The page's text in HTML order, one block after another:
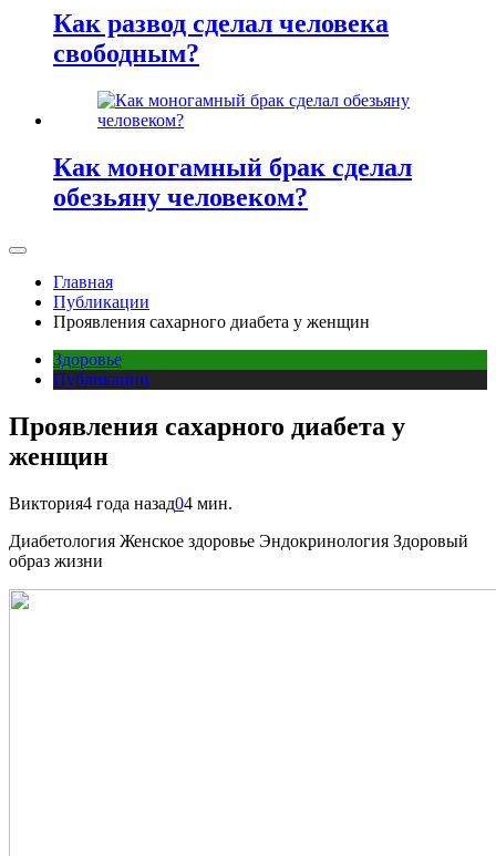
Как развод сделал человека
свободным?
Как моногамный брак сделал
обезьяну человеком?
Главная
Публикации
Проявления сахарного диабета у женщин
Здоровье
Публикации
Проявления сахарного диабета у
женщин
Виктория4 года назад04 мин.
Диабетология Женское здоровье Эндокринология Здоровый
образ жизни